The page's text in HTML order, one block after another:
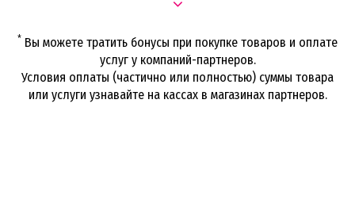
* Вы можете тратить бонусы при покупке товаров и оплате
услуг у компаний-партнеров.
Условия оплаты (частично или полностью) суммы товара
или услуги узнавайте на кассах в магазинах партнеров.